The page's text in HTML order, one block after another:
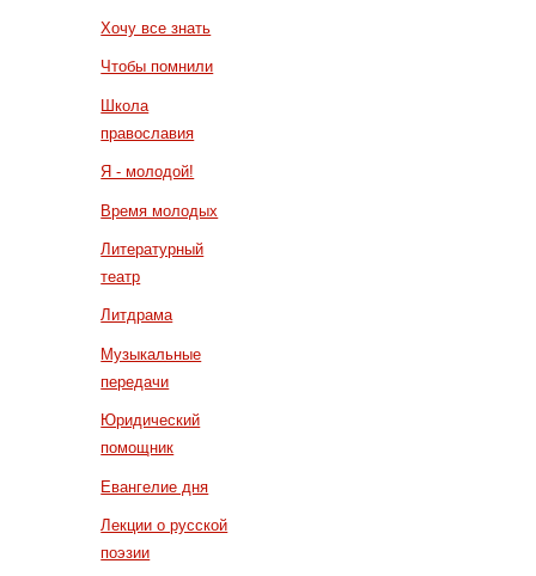
Хочу все знать
Чтобы помнили
Школа
православия
Я - молодой!
Время молодых
Литературный
театр
Литдрама
Музыкальные
передачи
Юридический
помощник
Евангелие дня
Лекции о русской
поэзии